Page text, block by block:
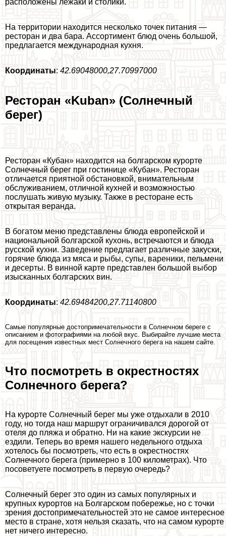
На территории находится несколько точек питания —
ресторан и два бара. Ассортимент блюд очень большой,
предлагается международная кухня.
Координаты: 42.69048000,27.70997000
Ресторан «Kuban» (Солнечный
берег)
Ресторан «Кубан» находится на болгарском курорте
Солнечный берег при гостинице «Кубан». Ресторан
отличается приятной обстановкой, внимательным
обслуживанием, отличной кухней и возможностью
послушать живую музыку. Также в ресторане есть
открытая веранда.
В богатом меню представлены блюда европейской и
национальной болгарской кухонь, встречаются и блюда
русской кухни. Заведение предлагает различные закуски,
горячие блюда из мяса и рыбы, супы, вареники, пельмени
и десерты. В винной карте представлен большой выбор
изысканных болгарских вин.
Координаты: 42.69484200,27.71140800
Самые популярные достопримечательности в Солнечном береге с
описанием и фотографиями на любой вкус. Выбирайте лучшие места
для посещения известных мест Солнечного берега на нашем сайте.
Что посмотреть в окрестностях
Солнечного берега?
На курорте Солнечный берег мы уже отдыхали в 2010
году, но тогда наш маршрут ограничивался дорогой от
отеля до пляжа и обратно. Ни на какие экскурсии не
ездили. Теперь во время нашего недельного отдыха
хотелось бы посмотреть, что есть в окрестностях
Солнечного берега (примерно в 100 километрах). Что
посоветуете посмотреть в первую очередь?
Солнечный берег это один из самых популярных и
крупных курортов на Болгарском побережье, но с точки
зрения достопримечательностей это не самое интересное
место в стране, хотя нельзя сказать, что на самом курорте
нет ничего интересно.